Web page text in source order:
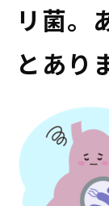
リ菌。
とあり